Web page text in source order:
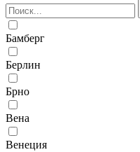
Бамберг
Берлин
Брно
Вена
Венеция